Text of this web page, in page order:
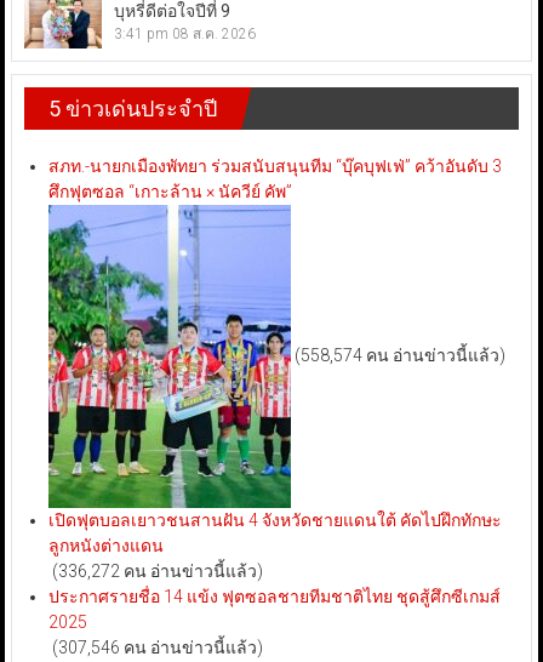
บุหรี่ดีต่อใจปีที่ 9
3:41 pm 08 ส.ค. 2026
5 ข่าวเด่นประจำปี
สภท.-นายกเมืองพัทยา ร่วมสนับสนุนทีม “บุ๊คบุฟเฟ่” คว้าอันดับ 3
ศึกฟุตซอล “เกาะล้าน × นัควีย์ คัพ”
(558,574 คน อ่านข่าวนี้แล้ว)
เปิดฟุตบอลเยาวชนสานฝัน 4 จังหวัดชายแดนใต้ คัดไปฝึกทักษะ
ลูกหนังต่างแดน
(336,272 คน อ่านข่าวนี้แล้ว)
ประกาศรายชื่อ 14 แข้ง ฟุตซอลชายทีมชาติไทย ชุดสู้ศึกซีเกมส์
2025
(307,546 คน อ่านข่าวนี้แล้ว)